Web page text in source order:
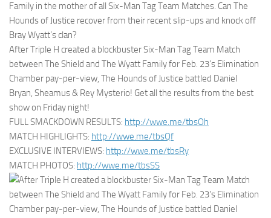
Family in the mother of all Six-Man Tag Team Matches. Can The
Hounds of Justice recover from their recent slip-ups and knock off
Bray Wyatt’s clan?
After Triple H created a blockbuster Six-Man Tag Team Match
between The Shield and The Wyatt Family for Feb. 23’s Elimination
Chamber pay-per-view, The Hounds of Justice battled Daniel
Bryan, Sheamus & Rey Mysterio! Get all the results from the best
show on Friday night!
FULL SMACKDOWN RESULTS: http://wwe.me/tbsOh
MATCH HIGHLIGHTS: http://wwe.me/tbsQf
EXCLUSIVE INTERVIEWS: http://wwe.me/tbsRy
MATCH PHOTOS: http://wwe.me/tbsSS